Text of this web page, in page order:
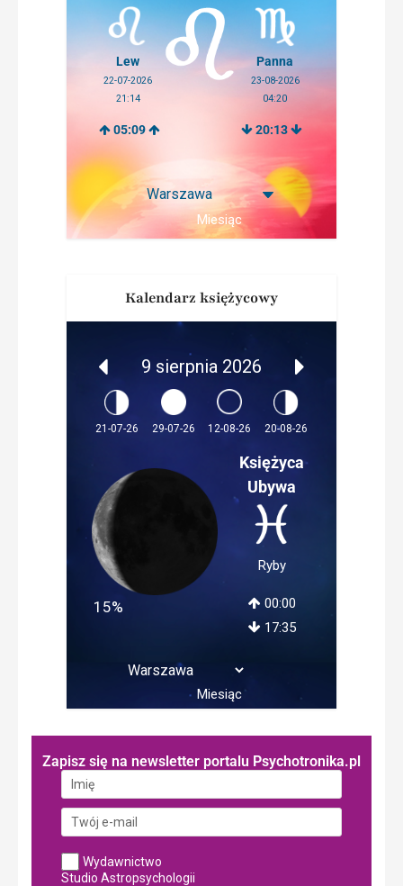
Lew
22-07-2026
21:14
Panna
23-08-2026
04:20
05:09 20:13
Miesiąc
Kalendarz księżycowy
9 sierpnia 2026
21-07-26 29-07-26 12-08-26 20-08-26
15%
Księżyca
Ubywa
Ryby
00:00
17:35
Miesiąc
Zapisz się na newsletter portalu Psychotronika.pl
Wydawnictwo
Studio Astropsychologii